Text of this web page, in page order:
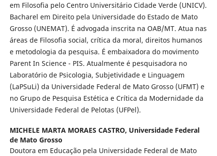
em Filosofia pelo Centro Universitário Cidade Verde (UNICV).
Bacharel em Direito pela Universidade do Estado de Mato
Grosso (UNEMAT). É advogada inscrita na OAB/MT. Atua nas
áreas de Filosofia social, crítica da moral, direitos humanos
e metodologia da pesquisa. É embaixadora do movimento
Parent In Science - PIS. Atualmente é pesquisadora no
Laboratório de Psicologia, Subjetividade e Linguagem
(LaPSuLi) da Universidade Federal de Mato Grosso (UFMT) e
no Grupo de Pesquisa Estética e Crítica da Modernidade da
Universidade Federal de Pelotas (UFPel).
MICHELE MARTA MORAES CASTRO, Universidade Federal
de Mato Grosso
Doutora em Educação pela Universidade Federal de Mato